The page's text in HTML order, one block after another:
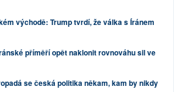
východě: Trump tvrdí, že válka s Íránem
příměří opět naklonit rovnováhu sil ve
se česká politika někam, kam by nikdy